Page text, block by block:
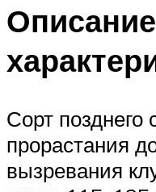
Сорт позднего
прорастания
вызревания